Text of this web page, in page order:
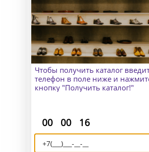
Доставка и возврат
В Москве к Вам приедет
замерщик, а для клиентов
из других городов
удаленный пошив и
макеты для снятия мерок.
Отправляем Вашу обувь
миру и исправим все
Чтобы получить каталог
телефон в поле ниже и
кнопку "Получить каталог!"
00 00 16